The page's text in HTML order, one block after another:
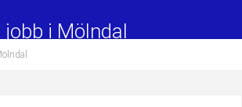
Yrkesområden
ekonomi, juridik
Populära jobb
hemtjänst och äldreboende
jobb i Mölndal